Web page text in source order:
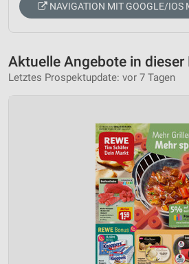
NAVIGATION MIT GOOGLE/IOS
Aktuelle Angebote in dieser
Letztes Prospektupdate: vor 7 Tagen